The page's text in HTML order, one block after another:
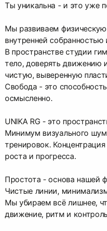
Ты уникальна - и это уже
Мы развиваем физическую
внутренней
В пространстве студии
тело, доверять движению
чистую, выверенную
Свобода - это
осмысленно.
UNIKA RG - это
Минимум визуального
тренировок.
роста и прогресса.
Простота - основа нашей
Чистые линии,
Мы убираем всё лишнее,
движение, ритм и